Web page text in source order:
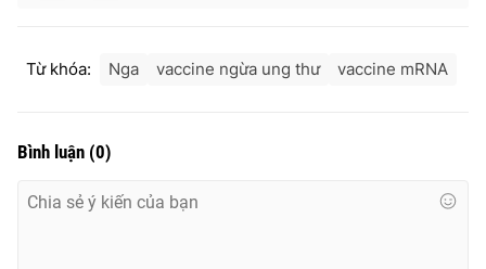
thông tin từ website này.
Từ khóa: Nga vaccine ngừa ung thư vaccine mRNA
Bình luận (0)